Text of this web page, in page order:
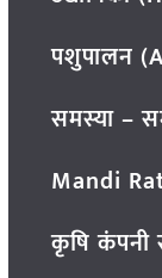
पशुपालन
समस्या –
Mandi
कृषि कंपनी